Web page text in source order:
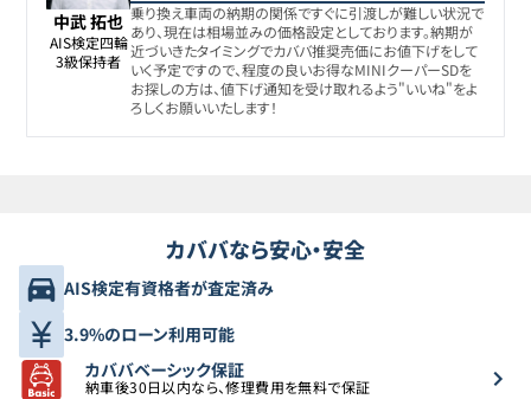
中武 拓也
AIS検定四輪
3級保持者
乗り換え車両の納期の関係ですぐに引渡しが難しい状況で
あり、現在は相場並みの価格設定としております。納期が
近づいきたタイミングでカババ推奨売価にお値下げをして
いく予定ですので、程度の良いお得なMINIクーパーSDを
お探しの方は、値下げ通知を受け取れるよう"いいね"をよ
ろしくお願いいたします！
カババなら安心・安全
AIS検定有資格者が査定済み
3.9%のローン利用可能
カババベーシック保証
納車後30日以内なら、修理費用を無料で保証